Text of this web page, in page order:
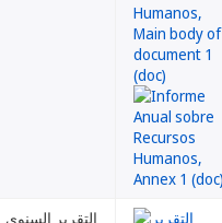
التقرير السنوي